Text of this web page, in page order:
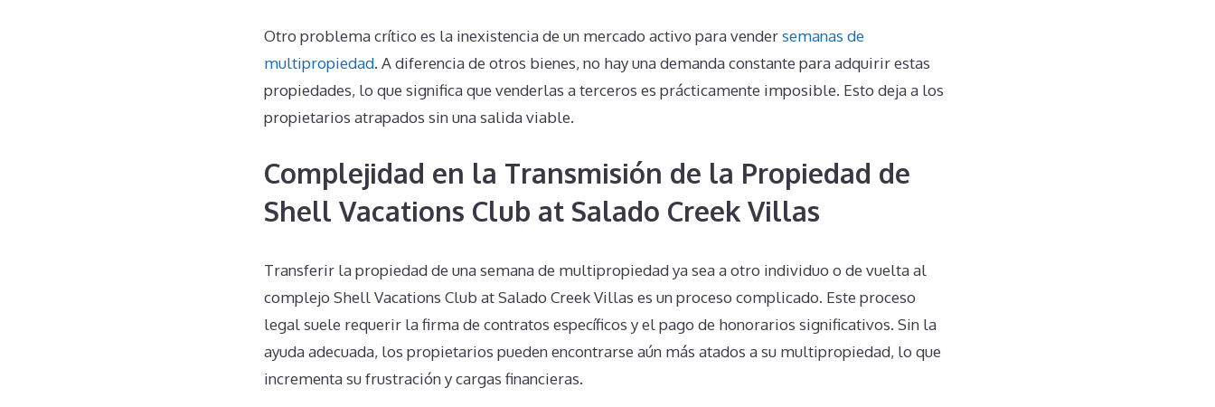
Otro problema crítico es la inexistencia de un mercado activo para vendersemanas de
multipropiedad. A diferencia de otros bienes, no hay una demanda constante para adquirir estas
propiedades, lo que significa que venderlas a terceros es prácticamente imposible. Esto deja a los
propietarios atrapados sin una salida viable.
Complejidad en la Transmisión de la Propiedad de
Shell Vacations Club at Salado Creek Villas
Transferir la propiedad de una semana de multipropiedad ya sea a otro individuo o de vuelta al
complejo Shell Vacations Club at Salado Creek Villas es un proceso complicado. Este proceso
legal suele requerir la firma de contratos específicos y el pago de honorarios significativos. Sin la
ayuda adecuada, los propietarios pueden encontrarse aún más atados a su multipropiedad, lo que
incrementa su frustración y cargas financieras.